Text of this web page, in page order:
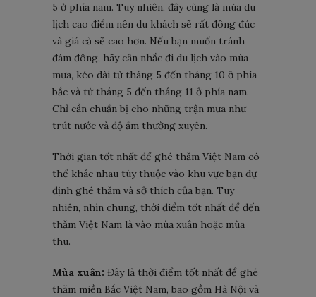
5 ở phía nam. Tuy nhiên, đây cũng là mùa du
lịch cao điểm nên du khách sẽ rất đông đúc
và giá cả sẽ cao hơn. Nếu bạn muốn tránh
đám đông, hãy cân nhắc đi du lịch vào mùa
mưa, kéo dài từ tháng 5 đến tháng 10 ở phía
bắc và từ tháng 5 đến tháng 11 ở phía nam.
Chỉ cần chuẩn bị cho những trận mưa như
trút nước và độ ẩm thường xuyên.
Thời gian tốt nhất để ghé thăm Việt Nam có
thể khác nhau tùy thuộc vào khu vực bạn dự
định ghé thăm và sở thích của bạn. Tuy
nhiên, nhìn chung, thời điểm tốt nhất để đến
thăm Việt Nam là vào mùa xuân hoặc mùa
thu.
Mùa xuân: Đây là thời điểm tốt nhất để ghé
thăm miền Bắc Việt Nam, bao gồm Hà Nội và